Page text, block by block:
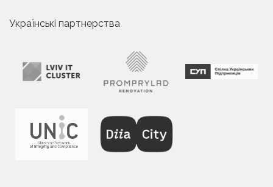
Українські партнерства